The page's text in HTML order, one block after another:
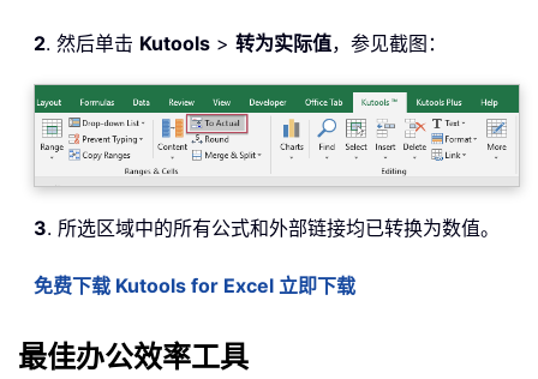
2. 然后单击 Kutools > 转为实际值，参见截图：
3. 所选区域中的所有公式和外部链接均已转换为数值。
免费下载 Kutools for Excel 立即下载
最佳办公效率工具